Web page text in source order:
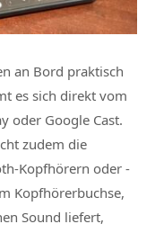
an Bord praktisch
es sich direkt vom
oder Google Cast.
zudem die
Kopfhörern oder -
Kopfhörerbuchse,
Sound liefert,